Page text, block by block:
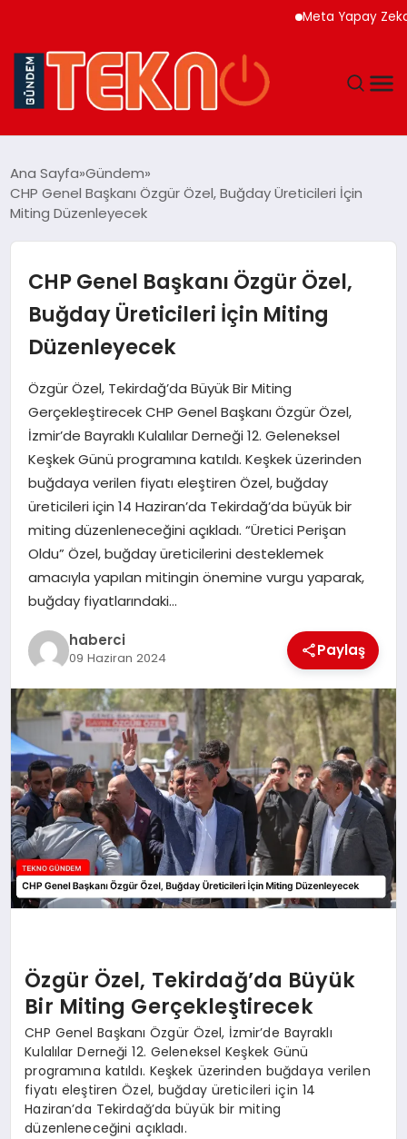
Meta Yapay Zeka
GÜNDEM
EKONOMI
MAGAZIN
SAĞLIK
SIYASET
SPOR
YAŞAM
Ana Sayfa Gündem
CHP Genel Başkanı Özgür Özel, Buğday Üreticileri İçin
Miting Düzenleyecek
CHP Genel Başkanı Özgür Özel,
Buğday Üreticileri İçin Miting
Düzenleyecek
Özgür Özel, Tekirdağ’da Büyük Bir Miting
Gerçekleştirecek CHP Genel Başkanı Özgür Özel,
İzmir’de Bayraklı Kulalılar Derneği 12. Geleneksel
Keşkek Günü programına katıldı. Keşkek üzerinden
buğdaya verilen fiyatı eleştiren Özel, buğday
üreticileri için 14 Haziran’da Tekirdağ’da büyük bir
miting düzenleneceğini açıkladı. “Üretici Perişan
Oldu” Özel, buğday üreticilerini desteklemek
amacıyla yapılan mitingin önemine vurgu yaparak,
buğday fiyatlarındaki…
haberci
09 Haziran 2024 Paylaş
Özgür Özel, Tekirdağ’da Büyük
Bir Miting Gerçekleştirecek
CHP Genel Başkanı Özgür Özel, İzmir’de Bayraklı
Kulalılar Derneği 12. Geleneksel Keşkek Günü
programına katıldı. Keşkek üzerinden buğdaya verilen
fiyatı eleştiren Özel, buğday üreticileri için 14
Haziran’da Tekirdağ’da büyük bir miting
düzenleneceğini açıkladı.